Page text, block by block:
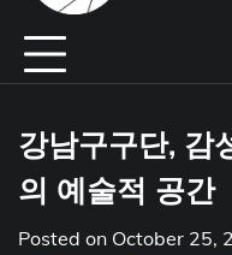
강남구구단, 감
의 예술적 공간
Posted on October 25,